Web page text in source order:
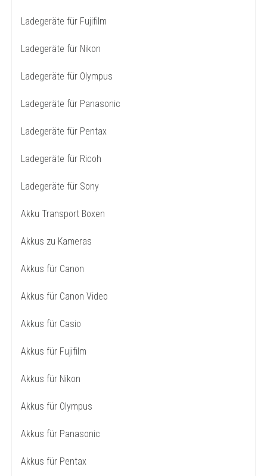
Ladegeräte für Fujifilm
Ladegeräte für Nikon
Ladegeräte für Olympus
Ladegeräte für Panasonic
Ladegeräte für Pentax
Ladegeräte für Ricoh
Ladegeräte für Sony
Akku Transport Boxen
Akkus zu Kameras
Akkus für Canon
Akkus für Canon Video
Akkus für Casio
Akkus für Fujifilm
Akkus für Nikon
Akkus für Olympus
Akkus für Panasonic
Akkus für Pentax